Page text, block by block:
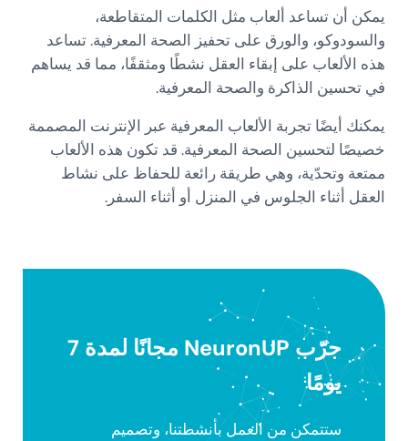
يمكن أن تساعد ألعاب مثل الكلمات المتقاطعة،
والسودوكو، والورق على تحفيز الصحة المعرفية. تساعد
هذه الألعاب على إبقاء العقل نشطًا ومثقفًا، مما قد يساهم
في تحسين الذاكرة والصحة المعرفية.
يمكنك أيضًا تجربة الألعاب المعرفية عبر الإنترنت المصممة
خصيصًا لتحسين الصحة المعرفية. قد تكون هذه الألعاب
ممتعة وتحدّية، وهي طريقة رائعة للحفاظ على نشاط
العقل أثناء الجلوس في المنزل أو أثناء السفر.
جرّب NeuronUP مجانًا لمدة 7
يومًا
ستتمكن من العمل بأنشطتنا، وتصميم